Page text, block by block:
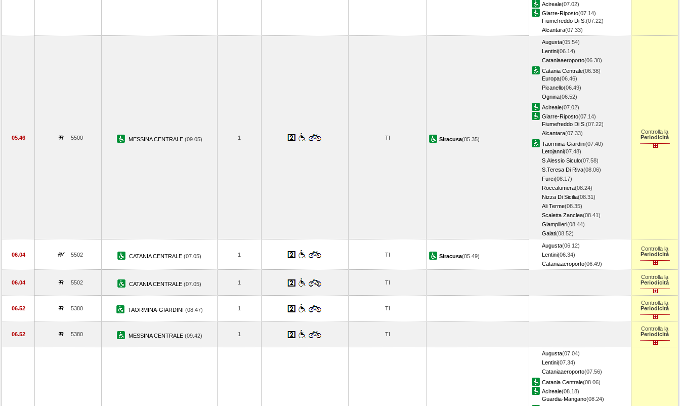
Acireale(07.02)
Giarre-Riposto(07.14)
Fiumefreddo Di S. (07.22)
Alcantara(07.33)
05.46 5500 MESSINA CENTRALE (09.05) 1 TI Siracusa(05.35)
Augusta(05.54)
Lentini(06.14)
Cataniaaeroporto(06.30)
Catania Centrale(06.38)
Europa(06.46)
Picanello(06.49)
Ognina(06.52)
Acireale(07.02)
Giarre-Riposto(07.14)
Fiumefreddo Di S. (07.22)
Alcantara(07.33)
Taormina-Giardini(07.40)
Letojanni(07.48)
S.Alessio Siculo(07.58)
S.Teresa Di Riva(08.06)
Furci(08.17)
Roccalumera(08.24)
Nizza Di Sicilia(08.31)
Ali Terme(08.35)
Scaletta Zanclea(08.41)
Giampilieri(08.44)
Galati(08.52)
Controlla la
Periodicità
06.04 5502 CATANIA CENTRALE (07.05) 1 TI Siracusa(05.49)
Augusta(06.12)
Lentini(06.34)
Cataniaaeroporto(06.49)
Controlla la
Periodicità
06.04 5502 CATANIA CENTRALE (07.05) 1 TI
Controlla la
Periodicità
06.52 5380 TAORMINA-GIARDINI (08.47) 1 TI
Controlla la
Periodicità
06.52 5380 MESSINA CENTRALE (09.42) 1 TI
Controlla la
Periodicità
Augusta(07.04)
Lentini(07.34)
Cataniaaeroporto(07.56)
Catania Centrale(08.06)
Acireale(08.18)
Guardia-Mangano(08.24)